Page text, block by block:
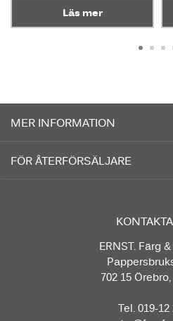
Läs mer
MER INFORMATION
FÖR ÅTERFÖRSÄLJARE
ERNST. Färg
702 15
Tel. 019-12